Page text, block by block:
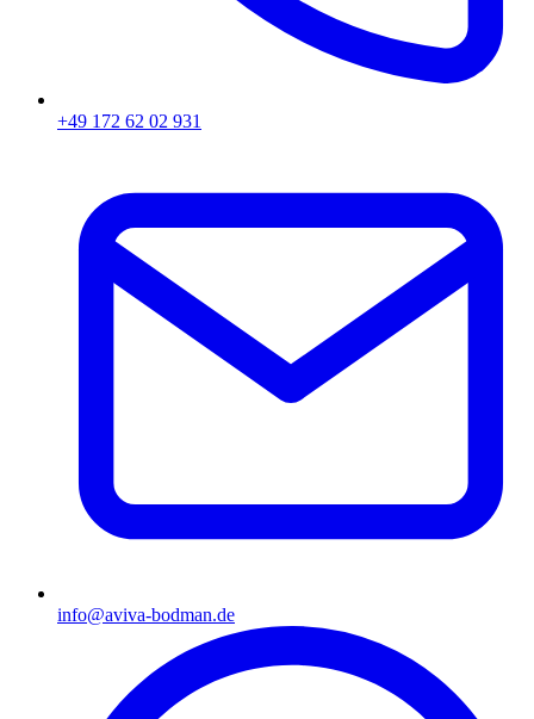
+49 172 62 02 931
info@aviva-bodman.de